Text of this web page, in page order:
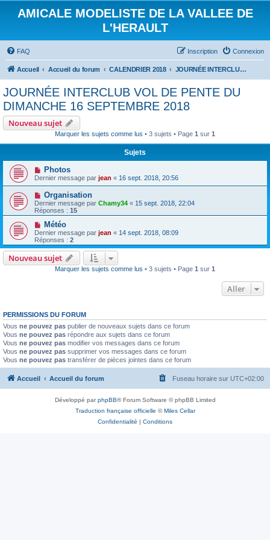
AMICALE MODELISTE DE LA VALLEE DE
L'HERAULT
FAQ Connexion
Inscription
Accueil Accueil du forum CALENDRIER 2018 JOURNÉE INTERCLUB VOL DE PENTE DU DIMANCHE 16 SEPTEMBRE 2018
JOURNÉE INTERCLUB VOL DE PENTE DU
DIMANCHE 16 SEPTEMBRE 2018
Nouveau sujet
Marquer les sujets comme lus • 3 sujets • Page 1 sur 1
Sujets
Photos
Dernier message par jean « 16 sept. 2018, 20:56
Organisation
Dernier message par Chamy34 « 15 sept. 2018, 22:04
Réponses : 15
Météo
Dernier message par jean « 14 sept. 2018, 08:09
Réponses : 2
Nouveau sujet
Marquer les sujets comme lus • 3 sujets • Page 1 sur 1
Aller
PERMISSIONS DU FORUM
Vous ne pouvez pas publier de nouveaux sujets dans ce forum
Vous ne pouvez pas répondre aux sujets dans ce forum
Vous ne pouvez pas modifier vos messages dans ce forum
Vous ne pouvez pas supprimer vos messages dans ce forum
Vous ne pouvez pas transférer de pièces jointes dans ce forum
Accueil Accueil du forum Fuseau horaire sur UTC+02:00
Développé parphpBB® Forum Software © phpBB Limited
Traduction française officielle ©Miles Cellar
Confidentialité | Conditions